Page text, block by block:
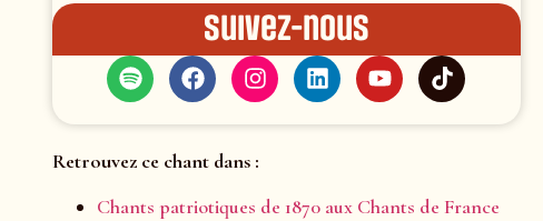
Suivez-nous
Retrouvez ce chant dans :
Chants patriotiques de 1870 aux Chants de France